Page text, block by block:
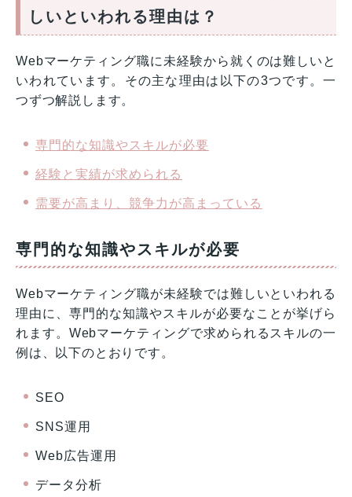
しいといわれる理由は？
Webマーケティング職に未経験から就くのは難しいと
いわれています。その主な理由は以下の3つです。一
つずつ解説します。
専門的な知識やスキルが必要
経験と実績が求められる
需要が高まり、競争力が高まっている
専門的な知識やスキルが必要
Webマーケティング職が未経験では難しいといわれる
理由に、専門的な知識やスキルが必要なことが挙げら
れます。Webマーケティングで求められるスキルの一
例は、以下のとおりです。
SEO
SNS運用
Web広告運用
データ分析